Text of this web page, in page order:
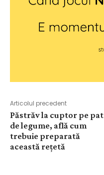
Articolul precedent
Păstrăv la cuptor pe pat
de legume, află cum
trebuie preparată
această rețetă